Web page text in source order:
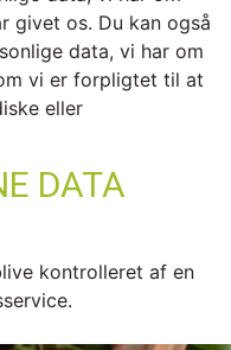
givet os. Du kan også
data, vi har om
vi er forpligtet til at
eller
DATA
kontrolleret af en